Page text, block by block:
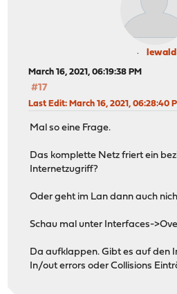
lewald
March 16, 2021, 06:19:38 PM
#17
Last Edit: March 16, 2021, 06:28:40
Mal so eine Frage.
Das komplette Netz friert ein
Internetzugriff?
Oder geht im Lan dann auch
Schau mal unter Interfaces-
Da aufklappen. Gibt es auf den
In/out errors oder Collisions